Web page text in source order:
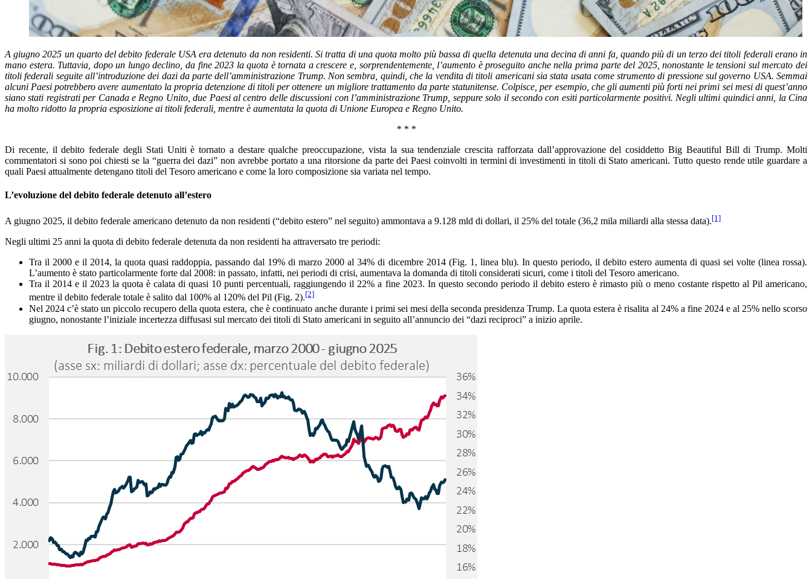
A giugno 2025 un quarto del debito federale USA era detenuto da non residenti. Si tratta di una quota molto più bassa di quella detenuta una decina di anni fa, quando più di un terzo dei titoli federali erano in
mano estera. Tuttavia, dopo un lungo declino, da fine 2023 la quota è tornata a crescere e, sorprendentemente, l’aumento è proseguito anche nella prima parte del 2025, nonostante le tensioni sul mercato dei
titoli federali seguite all’introduzione dei dazi da parte dell’amministrazione Trump. Non sembra, quindi, che la vendita di titoli americani sia stata usata come strumento di pressione sul governo USA. Semmai
alcuni Paesi potrebbero avere aumentato la propria detenzione di titoli per ottenere un migliore trattamento da parte statunitense. Colpisce, per esempio, che gli aumenti più forti nei primi sei mesi di quest’anno
siano stati registrati per Canada e Regno Unito, due Paesi al centro delle discussioni con l’amministrazione Trump, seppure solo il secondo con esiti particolarmente positivi. Negli ultimi quindici anni, la Cina
ha molto ridotto la propria esposizione ai titoli federali, mentre è aumentata la quota di Unione Europea e Regno Unito.
* * *
Di recente, il debito federale degli Stati Uniti è tornato a destare qualche preoccupazione, vista la sua tendenziale crescita rafforzata dall’approvazione del cosiddetto Big Beautiful Bill di Trump. Molti
commentatori si sono poi chiesti se la “guerra dei dazi” non avrebbe portato a una ritorsione da parte dei Paesi coinvolti in termini di investimenti in titoli di Stato americani. Tutto questo rende utile guardare a
quali Paesi attualmente detengano titoli del Tesoro americano e come la loro composizione sia variata nel tempo.
L’evoluzione del debito federale detenuto all’estero
A giugno 2025, il debito federale americano detenuto da non residenti (“debito estero” nel seguito) ammontava a 9.128 mld di dollari, il 25% del totale (36,2 mila miliardi alla stessa data).[1]
Negli ultimi 25 anni la quota di debito federale detenuta da non residenti ha attraversato tre periodi:
Tra il 2000 e il 2014, la quota quasi raddoppia, passando dal 19% di marzo 2000 al 34% di dicembre 2014 (Fig. 1, linea blu). In questo periodo, il debito estero aumenta di quasi sei volte (linea rossa).
L’aumento è stato particolarmente forte dal 2008: in passato, infatti, nei periodi di crisi, aumentava la domanda di titoli considerati sicuri, come i titoli del Tesoro americano.
Tra il 2014 e il 2023 la quota è calata di quasi 10 punti percentuali, raggiungendo il 22% a fine 2023. In questo secondo periodo il debito estero è rimasto più o meno costante rispetto al Pil americano,
mentre il debito federale totale è salito dal 100% al 120% del Pil (Fig. 2).[2]
Nel 2024 c’è stato un piccolo recupero della quota estera, che è continuato anche durante i primi sei mesi della seconda presidenza Trump. La quota estera è risalita al 24% a fine 2024 e al 25% nello scorso
giugno, nonostante l’iniziale incertezza diffusasi sul mercato dei titoli di Stato americani in seguito all’annuncio dei “dazi reciproci” a inizio aprile.